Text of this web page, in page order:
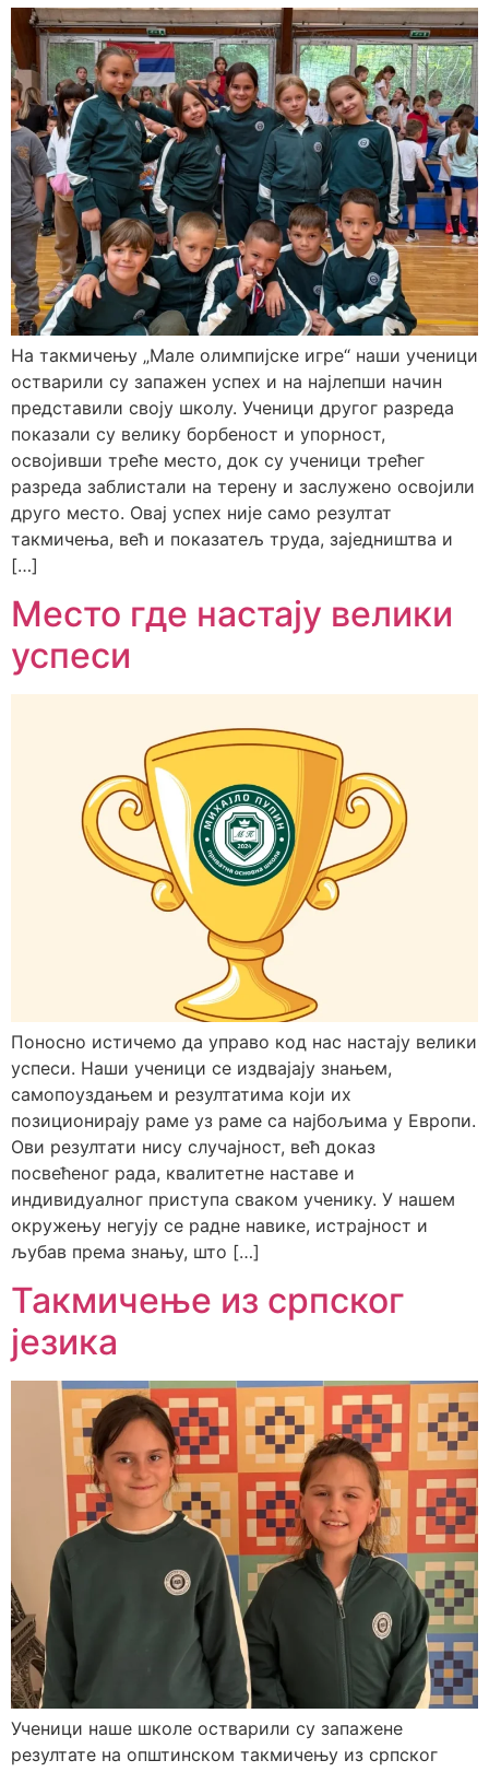
На такмичењу „Мале олимпијске игре“ наши ученици
остварили су запажен успех и на најлепши начин
представили своју школу. Ученици другог разреда
показали су велику борбеност и упорност,
освојивши треће место, док су ученици трећег
разреда заблистали на терену и заслужено освојили
друго место. Овај успех није само резултат
такмичења, већ и показатељ труда, заједништва и
[…]
Место где настају велики
успеси
Поносно истичемо да управо код нас настају велики
успеси. Наши ученици се издвајају знањем,
самопоуздањем и резултатима који их
позиционирају раме уз раме са најбољима у Европи.
Ови резултати нису случајност, већ доказ
посвећеног рада, квалитетне наставе и
индивидуалног приступа сваком ученику. У нашем
окружењу негују се радне навике, истрајност и
љубав према знању, што […]
Такмичење из српског
језика
Ученици наше школе остварили су запажене
резултате на општинском такмичењу из српског